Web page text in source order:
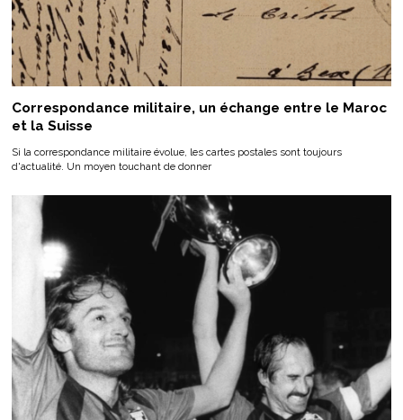
Correspondance militaire, un échange entre le Maroc
et la Suisse
Si la correspondance militaire évolue, les cartes postales sont toujours
d'actualité. Un moyen touchant de donner